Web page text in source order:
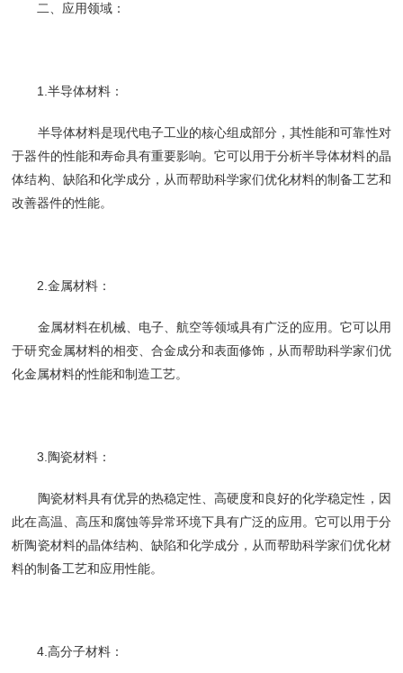
二、应用领域：
1.半导体材料：
半导体材料是现代电子工业的核心组成部分，其性能和可靠性对
于器件的性能和寿命具有重要影响。它可以用于分析半导体材料的晶
体结构、缺陷和化学成分，从而帮助科学家们优化材料的制备工艺和
改善器件的性能。
2.金属材料：
金属材料在机械、电子、航空等领域具有广泛的应用。它可以用
于研究金属材料的相变、合金成分和表面修饰，从而帮助科学家们优
化金属材料的性能和制造工艺。
3.陶瓷材料：
陶瓷材料具有优异的热稳定性、高硬度和良好的化学稳定性，因
此在高温、高压和腐蚀等异常环境下具有广泛的应用。它可以用于分
析陶瓷材料的晶体结构、缺陷和化学成分，从而帮助科学家们优化材
料的制备工艺和应用性能。
4.高分子材料：